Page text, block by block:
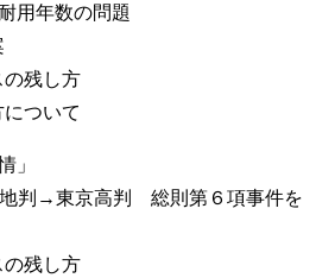
用年数の問題
の残し方
について
」
地判→東京高判 総則第６項事件を
の残し方